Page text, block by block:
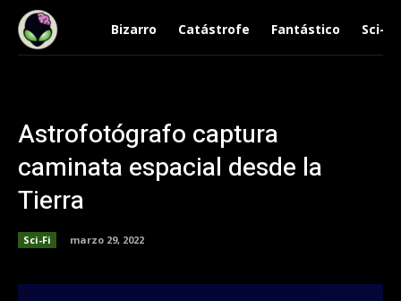
Bizarro Catástrofe Fantástico Sci-Fi
Astrofotógrafo captura
caminata espacial desde la
Tierra
Sci-Fi marzo 29, 2022